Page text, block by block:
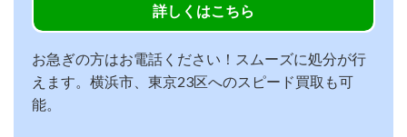
詳しくはこちら
お急ぎの方はお電話ください！スムーズに処分が行
えます。横浜市、東京23区へのスピード買取も可
能。